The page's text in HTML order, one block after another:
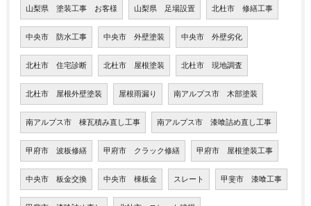
山梨県 塗装工事 お客様 山梨県 足場設置 北杜市 修繕工事
中央市 防水工事 中央市 外壁塗装 中央市 外壁劣化
北杜市 住宅診断 北杜市 屋根塗装 北杜市 現地調査
北杜市 屋根外壁塗装 屋根雨漏り 南アルプス市 木部塗装
南アルプス市 棟瓦積み直し工事 南アルプス市 漆喰詰め直し工事
甲府市 波板修繕 甲府市 クラック修繕 甲府市 屋根塗装工事
中央市 板金交換 中央市 棟板金 スレート 甲斐市 漆喰工事